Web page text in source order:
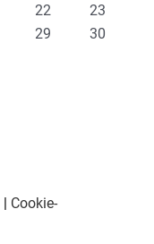
22
23
29
30
| Cookie-